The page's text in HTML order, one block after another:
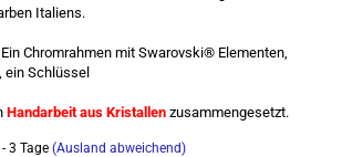
Italiens.
Ein Chromrahmen mit Swarovski® Elementen,
ein Schlüssel
Handarbeit aus Kristallen zusammengesetzt.
3 Tage (Ausland abweichend)